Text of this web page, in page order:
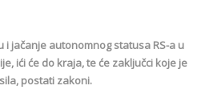
jačanje autonomnog statusa RS-a u
ići će do kraja, te će zaključci koje je
postati zakoni.